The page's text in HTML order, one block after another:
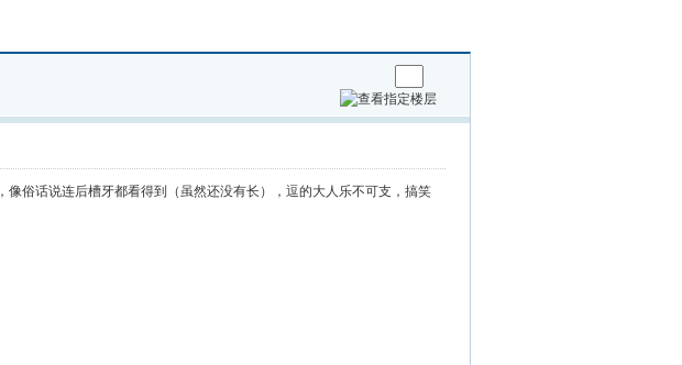
俗话说连后槽牙都看得到（虽然还没有长），逗的大人乐不可支，搞笑